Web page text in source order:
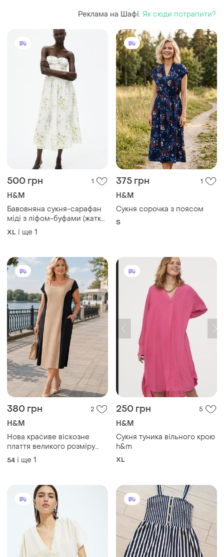
Реклама на Шафі. Як сюди потрапити?
500 грн 1
H&M
Бавовняна сукня-сарафан
міді з ліфом-буфами (жатка)
та ніжним квітковим
XL і ще 1
375 грн 1
H&M
Сукня сорочка з поясом
S
380 грн 2
H&M
Нова красиве віскозне
плаття великого розміру
батал
54 і ще 1
250 грн 5
H&M
Сукня туника вільного крою
h&m
XL